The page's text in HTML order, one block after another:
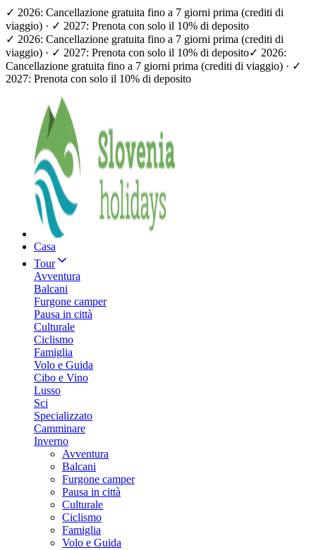
✓ 2026: Cancellazione gratuita fino a 7 giorni prima (crediti di
viaggio) · ✓ 2027: Prenota con solo il 10% di deposito
✓ 2026: Cancellazione gratuita fino a 7 giorni prima (crediti di
viaggio) · ✓ 2027: Prenota con solo il 10% di deposito✓ 2026:
Cancellazione gratuita fino a 7 giorni prima (crediti di viaggio) · ✓
2027: Prenota con solo il 10% di deposito
Casa
Tour
Avventura
Balcani
Furgone camper
Pausa in città
Culturale
Ciclismo
Famiglia
Volo e Guida
Cibo e Vino
Lusso
Sci
Specializzato
Camminare
Inverno
Avventura
Balcani
Furgone camper
Pausa in città
Culturale
Ciclismo
Famiglia
Volo e Guida